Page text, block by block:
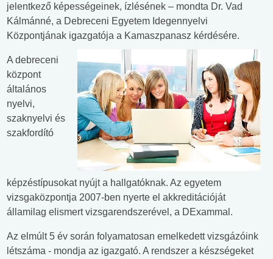
jelentkező képességeinek, ízlésének – mondta Dr. Vad
Kálmánné, a Debreceni Egyetem Idegennyelvi
Központjának igazgatója a Kamaszpanasz kérdésére.
A debreceni
központ
általános
nyelvi,
szaknyelvi és
szakfordító
képzéstípusokat nyújt a hallgatóknak. Az egyetem
vizsgaközpontja 2007-ben nyerte el akkreditációját
államilag elismert vizsgarendszerével, a DExammal.
Az elmúlt 5 év során folyamatosan emelkedett vizsgázóink
létszáma - mondja az igazgató. A rendszer a készségeket